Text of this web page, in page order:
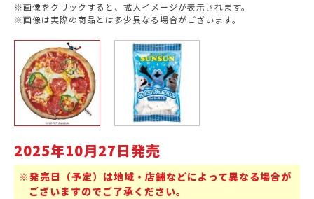
※画像をクリックすると、拡大イメージが表示されます。
※画像は実際の商品とは多少異なる場合がございます。
2025年10月27日発売
※発売日（予定）は地域・店舗などによって異なる場合が
ございますのでご了承ください。